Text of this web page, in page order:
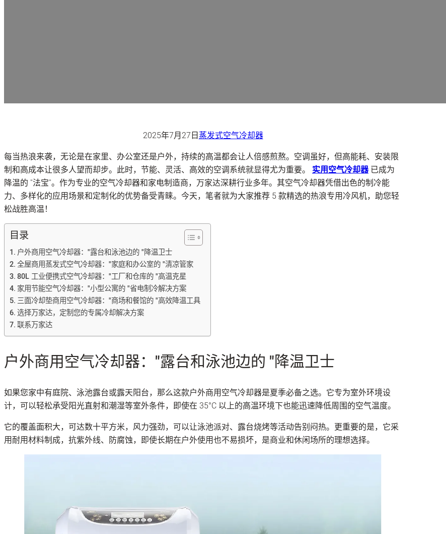
2025年7月27日蒸发式空气冷却器
每当热浪来袭，无论是在家里、办公室还是户外，持续的高温都会让人倍感煎熬。空调虽好，但高能耗、安装限
制和高成本让很多人望而却步。此时，节能、灵活、高效的空调系统就显得尤为重要。 实用空气冷却器已成为
降温的 "法宝"。作为专业的空气冷却器和家电制造商，万家达深耕行业多年。其空气冷却器凭借出色的制冷能
力、多样化的应用场景和定制化的优势备受青睐。今天，笔者就为大家推荐 5 款精选的热浪专用冷风机，助您轻
松战胜高温！
目录
户外商用空气冷却器："露台和泳池边的 "降温卫士
全屋商用蒸发式空气冷却器："家庭和办公室的 "清凉管家
80L 工业便携式空气冷却器："工厂和仓库的 "高温克星
家用节能空气冷却器："小型公寓的 "省电制冷解决方案
三面冷却垫商用空气冷却器："商场和餐馆的 "高效降温工具
选择万家达，定制您的专属冷却解决方案
联系万家达
户外商用空气冷却器："露台和泳池边的 "降温卫士
如果您家中有庭院、泳池露台或露天阳台，那么这款户外商用空气冷却器是夏季必备之选。它专为室外环境设
计，可以轻松承受阳光直射和潮湿等室外条件，即使在 35°C 以上的高温环境下也能迅速降低周围的空气温度。
它的覆盖面积大，可达数十平方米，风力强劲，可以让泳池派对、露台烧烤等活动告别闷热。更重要的是，它采
用耐用材料制成，抗紫外线、防腐蚀，即使长期在户外使用也不易损坏，是商业和休闲场所的理想选择。